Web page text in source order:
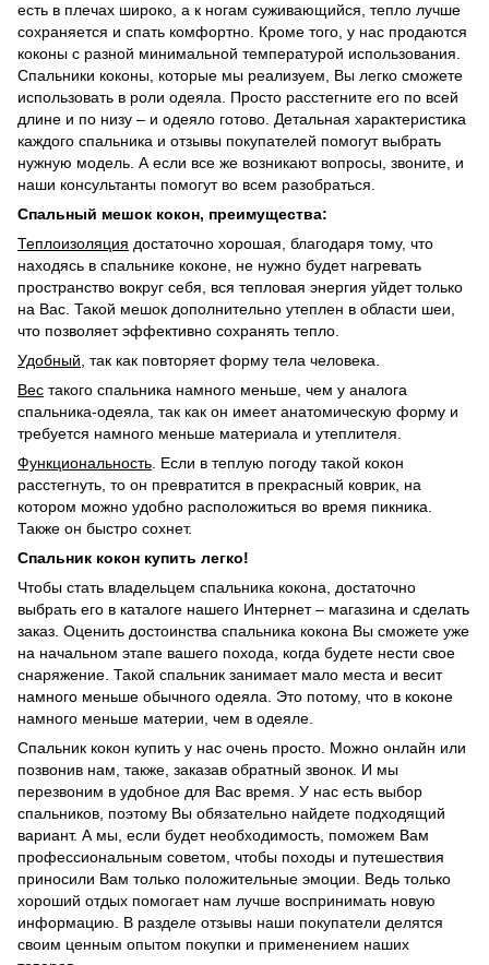
есть в плечах широко, а к ногам суживающийся, тепло лучше
сохраняется и спать комфортно. Кроме того, у нас продаются
коконы с разной минимальной температурой использования.
Спальники коконы, которые мы реализуем, Вы легко сможете
использовать в роли одеяла. Просто расстегните его по всей
длине и по низу – и одеяло готово. Детальная характеристика
каждого спальника и отзывы покупателей помогут выбрать
нужную модель. А если все же возникают вопросы, звоните, и
наши консультанты помогут во всем разобраться.
Спальный мешок кокон, преимущества:
Теплоизоляция достаточно хорошая, благодаря тому, что
находясь в спальнике коконе, не нужно будет нагревать
пространство вокруг себя, вся тепловая энергия уйдет только
на Вас. Такой мешок дополнительно утеплен в области шеи,
что позволяет эффективно сохранять тепло.
Удобный , так как повторяет форму тела человека.
Вес такого спальника намного меньше, чем у аналога
спальника-одеяла, так как он имеет анатомическую форму и
требуется намного меньше материала и утеплителя.
Функциональность . Если в теплую погоду такой кокон
расстегнуть, то он превратится в прекрасный коврик, на
котором можно удобно расположиться во время пикника.
Также он быстро сохнет.
Спальник кокон купить легко!
Чтобы стать владельцем спальника кокона, достаточно
выбрать его в каталоге нашего Интернет – магазина и сделать
заказ. Оценить достоинства спальника кокона Вы сможете уже
на начальном этапе вашего похода, когда будете нести свое
снаряжение. Такой спальник занимает мало места и весит
намного меньше обычного одеяла. Это потому, что в коконе
намного меньше материи, чем в одеяле.
Спальник кокон купить у нас очень просто. Можно онлайн или
позвонив нам, также, заказав обратный звонок . И мы
перезвоним в удобное для Вас время. У нас есть выбор
спальников, поэтому Вы обязательно найдете подходящий
вариант. А мы, если будет необходимость, поможем Вам
профессиональным советом, чтобы походы и путешествия
приносили Вам только положительные эмоции. Ведь только
хороший отдых помогает нам лучше воспринимать новую
информацию. В разделе отзывы наши покупатели делятся
своим ценным опытом покупки и применением наших